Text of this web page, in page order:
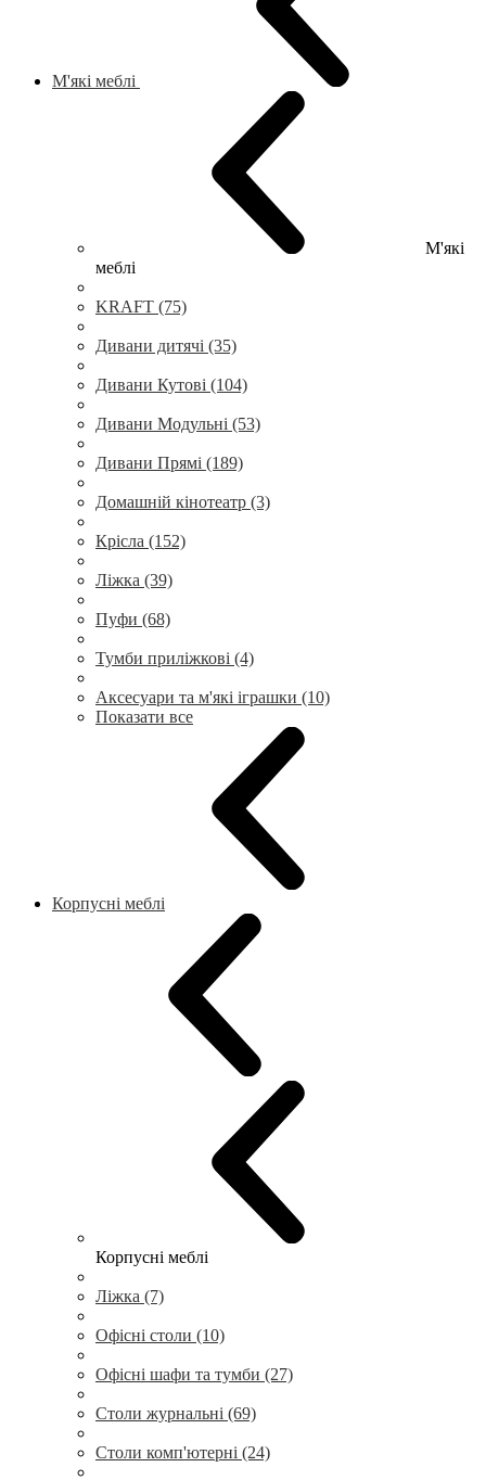
М'які меблі
М'які
меблі
KRAFT (75)
Дивани дитячі (35)
Дивани Кутові (104)
Дивани Модульні (53)
Дивани Прямі (189)
Домашній кінотеатр (3)
Крісла (152)
Ліжка (39)
Пуфи (68)
Тумби приліжкові (4)
Аксесуари та м'які іграшки (10)
Показати все
Корпусні меблі
Корпусні меблі
Ліжка (7)
Офісні столи (10)
Офісні шафи та тумби (27)
Столи журнальні (69)
Столи комп'ютерні (24)